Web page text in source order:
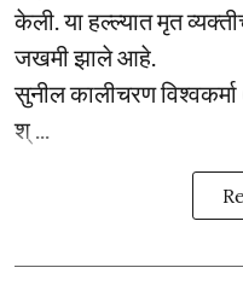
केली. या हल्ल्यात मृत
जखमी झाले आहे.
सुनील कालीचरण
श् ...